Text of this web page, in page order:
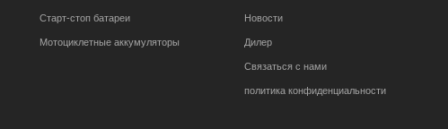
Старт-стоп батареи
Мотоциклетные аккумуляторы
Новости
Дилер
Связаться с нами
политика конфиденциальности